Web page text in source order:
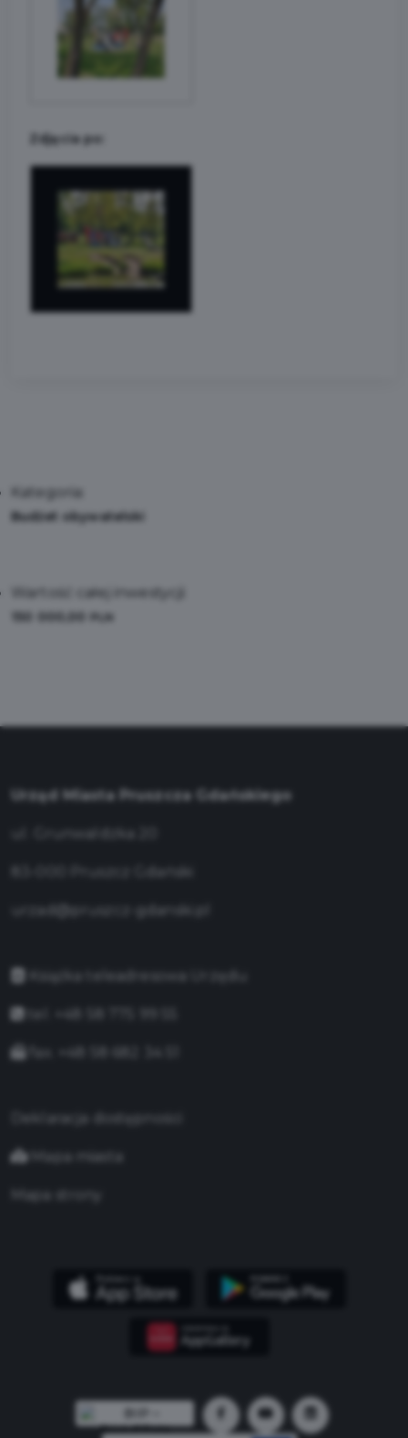
Zdjęcia po:
Kategoria:
Budżet obywatelski
Wartość całej inwestycji:
150 000,00
Urząd Miasta Pruszcza Gdańskiego
urzad@pruszcz-gdanski.pl
Książka teleadresowa Urzędu
Deklaracja dostępności
Mapa miasta
Mapa strony